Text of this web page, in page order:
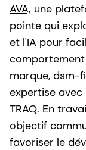
AVA, une
pointe qui
et l'IA pour
marque, dsm-
expertise
TRAQ. En
objectif
favoriser le